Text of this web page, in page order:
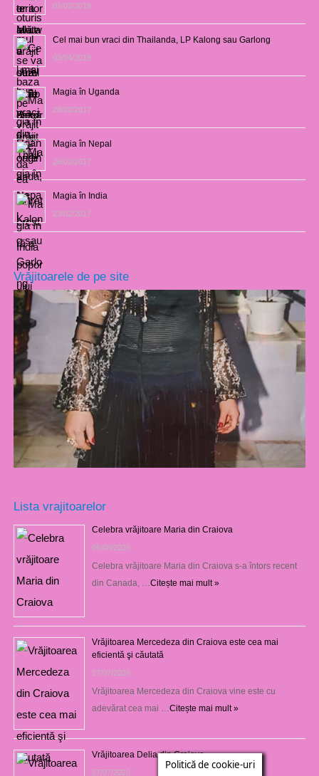
01/02/2019
Cel mai bun vraci din Thailanda, LP Kalong sau Garlong
03/04/2018
Magia în Uganda
28/02/2017
Magia în Nepal
26/02/2017
Magia în India
23/02/2017
Vrăjitoarele de pe site
Lista vrajitoarelor
Celebra vrăjitoare Maria din Craiova
06/08/2026
Celebra vrăjitoare Maria din Craiova s-a întors recent
din Canada, … Citește mai mult »
Vrăjitoarea Mercedeza din Craiova este cea mai
eficientă şi căutată
27/07/2026
Vrăjitoarea Mercedeza din Craiova vine este cu
adevărat cea mai … Citește mai mult »
Vrăjitoarea Delia din Craiova
27/07/2026
Politică de cookie-uri